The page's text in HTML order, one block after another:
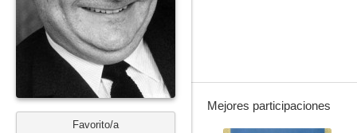
Favorito/a
Mejores participaciones